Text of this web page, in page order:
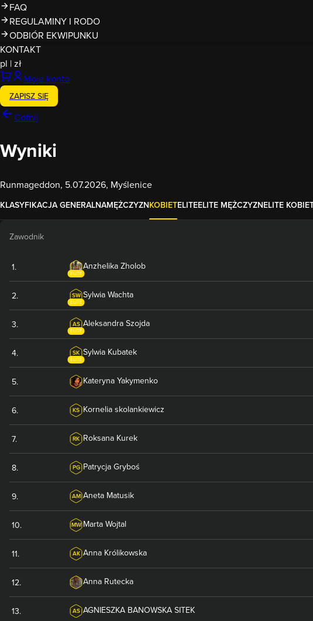
FAQ
REGULAMINY I RODO
ODBIÓR EKWIPUNKU
KONTAKT
pl |zł
Moje konto
ZAPISZ SIĘ
Cofnij
Wyniki
Runmageddon, 5.07.2026, Myślenice
KLASYFIKACJA GENERALNAMĘŻCZYZNKOBIETELITEELITE MĘŻCZYZNELITE
Zawodnik
1.
ELITE
Anzhelika Zholob
2. SW
ELITE
Sylwia Wachta
3. AS
ELITE
Aleksandra Szojda
4. SK
ELITE
Sylwia Kubatek
5. Kateryna Yakymenko
6. KS Kornelia skolankiewicz
7. RK Roksana Kurek
8. PG Patrycja Gryboś
9. AM Aneta Matusik
10. MW Marta Wojtal
11. AK Anna Królikowska
12. Anna Rutecka
13. AS AGNIESZKA BANOWSKA SITEK